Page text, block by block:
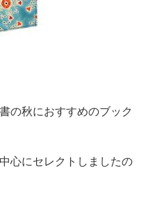
の秋におすすめのブック
心にセレクトしましたの